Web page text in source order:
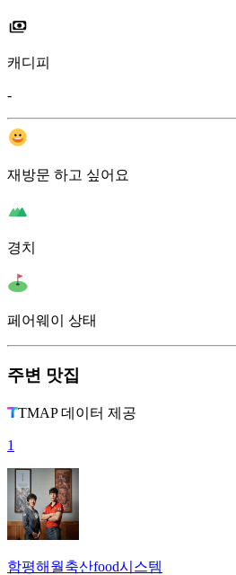
캐디피
-
재방문 하고 싶어요
경치
페어웨이 상태
주변 맛집
TMAP 데이터 제공
1
함평해월축산food시스템